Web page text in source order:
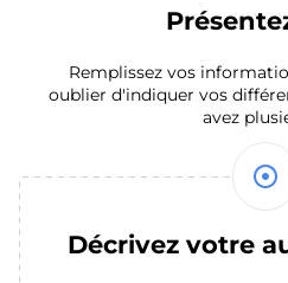
Remplissez vos
oublier d'indiquer vos
avez
Décrivez votre
mode_standby